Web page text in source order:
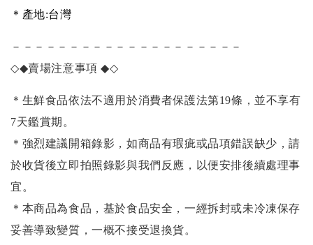
＊產地:台灣
－－－－－－－－－－－－－－－－－－－－
◇◆賣場注意事項◆◇
＊生鮮食品依法不適用於消費者保護法第19條，並不享有
7天鑑賞期。
＊強烈建議開箱錄影，如商品有瑕疵或品項錯誤缺少，請
於收貨後立即拍照錄影與我們反應，以便安排後續處理事
宜。
＊本商品為食品，基於食品安全，一經拆封或未冷凍保存
妥善導致變質，一概不接受退換貨。